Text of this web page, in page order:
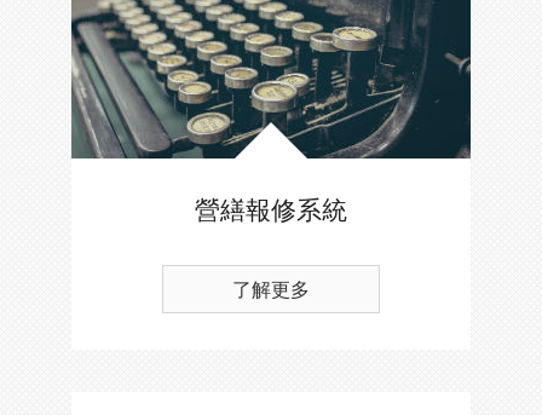
營繕報修系統
了解更多